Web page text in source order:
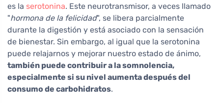
es la serotonina. Este neurotransmisor, a veces llamado
"hormona de la felicidad", se libera parcialmente
durante la digestión y está asociado con la sensación
de bienestar. Sin embargo, al igual que la serotonina
puede relajarnos y mejorar nuestro estado de ánimo,
también puede contribuir a la somnolencia,
especialmente si su nivel aumenta después del
consumo de carbohidratos.